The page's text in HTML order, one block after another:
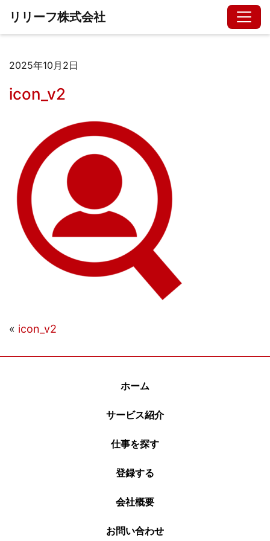
リリーフ株式会社
2025年10月2日
icon_v2
« icon_v2
ホーム
サービス紹介
仕事を探す
登録する
会社概要
お問い合わせ